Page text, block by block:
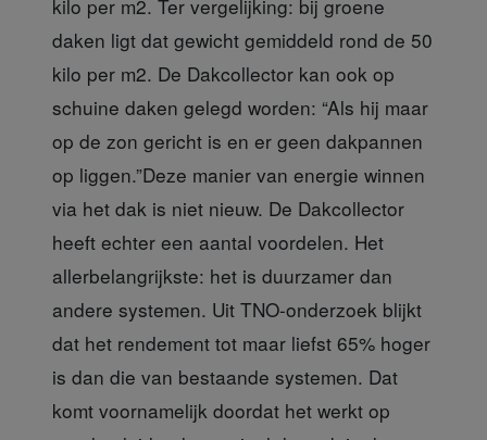
kilo per m2. Ter vergelijking: bij groene
daken ligt dat gewicht gemiddeld rond de 50
kilo per m2. De Dakcollector kan ook op
schuine daken gelegd worden: “Als hij maar
op de zon gericht is en er geen dakpannen
op liggen.”Deze manier van energie winnen
via het dak is niet nieuw. De Dakcollector
heeft echter een aantal voordelen. Het
allerbelangrijkste: het is duurzamer dan
andere systemen. Uit TNO-onderzoek blijkt
dat het rendement tot maar liefst 65% hoger
is dan die van bestaande systemen. Dat
komt voornamelijk doordat het werkt op